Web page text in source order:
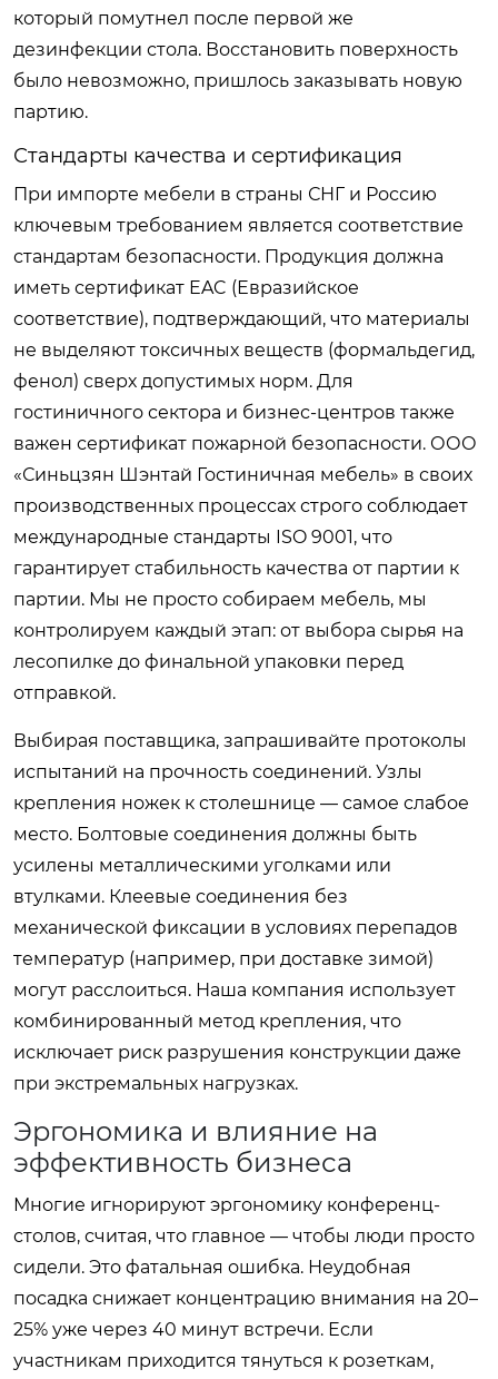
который помутнел после первой же
дезинфекции стола. Восстановить поверхность
было невозможно, пришлось заказывать новую
партию.
Стандарты качества и сертификация
При импорте мебели в страны СНГ и Россию
ключевым требованием является соответствие
стандартам безопасности. Продукция должна
иметь сертификат EAC (Евразийское
соответствие), подтверждающий, что материалы
не выделяют токсичных веществ (формальдегид,
фенол) сверх допустимых норм. Для
гостиничного сектора и бизнес-центров также
важен сертификат пожарной безопасности. ООО
«Синьцзян Шэнтай Гостиничная мебель» в своих
производственных процессах строго соблюдает
международные стандарты ISO 9001, что
гарантирует стабильность качества от партии к
партии. Мы не просто собираем мебель, мы
контролируем каждый этап: от выбора сырья на
лесопилке до финальной упаковки перед
отправкой.
Выбирая поставщика, запрашивайте протоколы
испытаний на прочность соединений. Узлы
крепления ножек к столешнице — самое слабое
место. Болтовые соединения должны быть
усилены металлическими уголками или
втулками. Клеевые соединения без
механической фиксации в условиях перепадов
температур (например, при доставке зимой)
могут расслоиться. Наша компания использует
комбинированный метод крепления, что
исключает риск разрушения конструкции даже
при экстремальных нагрузках.
Эргономика и влияние на
эффективность бизнеса
Многие игнорируют эргономику конференц-
столов, считая, что главное — чтобы люди просто
сидели. Это фатальная ошибка. Неудобная
посадка снижает концентрацию внимания на 20–
25% уже через 40 минут встречи. Если
участникам приходится тянуться к розеткам,